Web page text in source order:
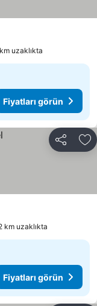
uzaklıkta
Fiyatları görün
Paylaş
km uzaklıkta
Fiyatları görün